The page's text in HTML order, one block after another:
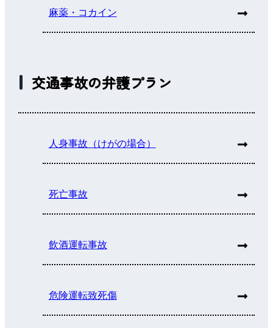
麻薬・コカイン
交通事故の弁護プラン
人身事故（けがの場合）
死亡事故
飲酒運転事故
危険運転致死傷